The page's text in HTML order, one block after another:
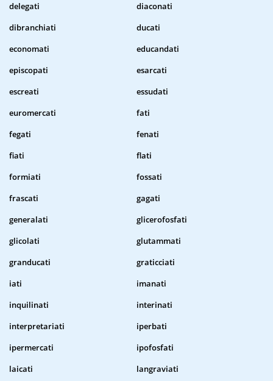
delegati
diaconati
dibranchiati
ducati
economati
educandati
episcopati
esarcati
escreati
essudati
euromercati
fati
fegati
fenati
fiati
flati
formiati
fossati
frascati
gagati
generalati
glicerofosfati
glicolati
glutammati
granducati
graticciati
iati
imanati
inquilinati
interinati
interpretariati
iperbati
ipermercati
ipofosfati
laicati
langraviati